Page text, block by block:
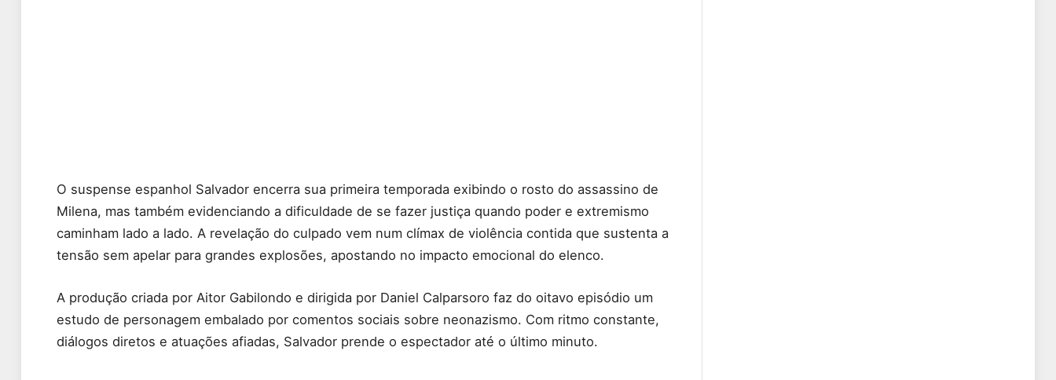
O suspense espanhol Salvador encerra sua primeira temporada exibindo o rosto do assassino de
Milena, mas também evidenciando a dificuldade de se fazer justiça quando poder e extremismo
caminham lado a lado. A revelação do culpado vem num clímax de violência contida que sustenta a
tensão sem apelar para grandes explosões, apostando no impacto emocional do elenco.
A produção criada por Aitor Gabilondo e dirigida por Daniel Calparsoro faz do oitavo episódio um
estudo de personagem embalado por comentos sociais sobre neonazismo. Com ritmo constante,
diálogos diretos e atuações afiadas, Salvador prende o espectador até o último minuto.